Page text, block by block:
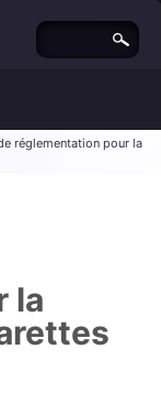
réglementation pour la
la